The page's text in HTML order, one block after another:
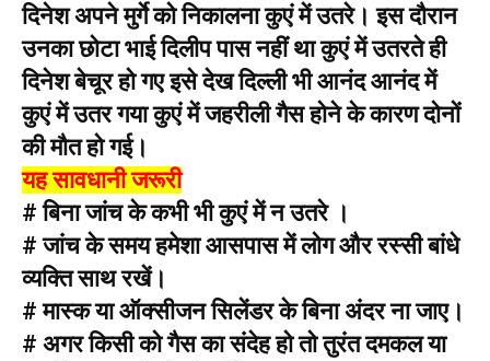
दिनेश अपने मुर्गे को निकालना कुएं में उतरे। इस दौरान
उनका छोटा भाई दिलीप पास नहीं था कुएं में उतरते ही
दिनेश बेचूर हो गए इसे देख दिल्ली भी आनंद आनंद में
कुएं में उतर गया कुएं में जहरीली गैस होने के कारण दोनों
की मौत हो गई।
यह सावधानी जरूरी
# बिना जांच के कभी भी कुएं में न उतरे ।
# जांच के समय हमेशा आसपास में लोग और रस्सी बांधे
व्यक्ति साथ रखें।
# मास्क या ऑक्सीजन सिलेंडर के बिना अंदर ना जाए।
# अगर किसी को गैस का संदेह हो तो तुरंत दमकल या